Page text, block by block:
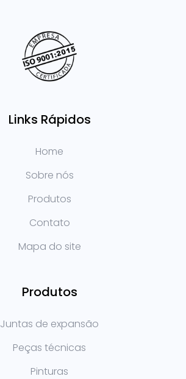
Links Rápidos
Home
Sobre nós
Produtos
Contato
Mapa do site
Produtos
Juntas de expansão
Peças técnicas
Pinturas